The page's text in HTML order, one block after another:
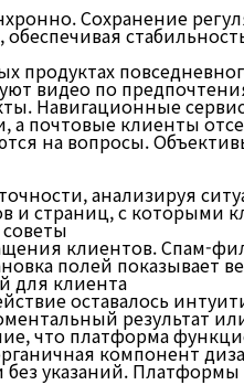
Сохранение
продуктах
видео по
Навигационные
а почтовые клиенты
на вопросы.
анализируя
страниц, с которыми
клиентов. Спам-
полей показывает
для клиента
оставалось
результат
что платформа
компонент
указаний. Платформы